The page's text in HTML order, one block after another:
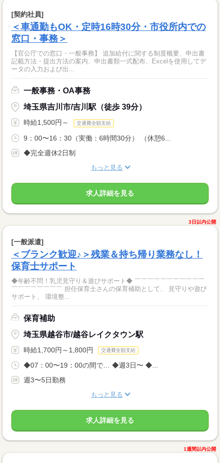
[契約社員]
＜車通勤もOK・定時16時30分・市役所内での
窓口・事務＞
【官公庁での窓口・一般事務】 追加給付に関する制度概要、申出書
記載方法・提出方法の案内、申出書類一式配布、Excelを使用してデ
ータの入力および出...
一般事務・OA事務
埼玉県吉川市/吉川駅（徒歩 39分）
時給1,500円～ 交通費全額支給
9：00〜16：30（実働：6時間30分） （休憩6...
◆完全週休2日制
もっと見る
求人詳細を見る
3日以内公開
[一般派遣]
＜ブランク歓迎♪＞残業＆持ち帰り業務なし！
保育士サポート
◆年齢不問！乳児見守り＆遊びサポート◆ ￣￣￣￣￣￣￣￣￣￣￣
￣￣￣￣￣￣￣￣ 担任保育士さんの保育補助として、 見守りや遊び
サポート、 環境整...
保育補助
埼玉県越谷市/越谷レイクタウン駅
時給1,700円～1,800円 交通費全額支給
◆07：00〜19：00の間で… ◆週3日〜 ◆...
週3〜5日勤務
もっと見る
求人詳細を見る
1週間以内公開